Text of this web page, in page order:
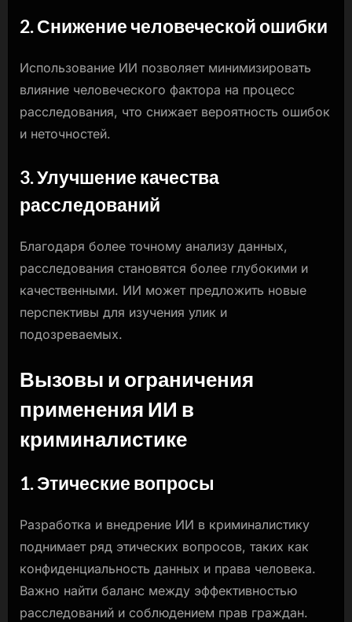
2. Снижение человеческой ошибки
Использование ИИ позволяет минимизировать
влияние человеческого фактора на процесс
расследования, что снижает вероятность ошибок
и неточностей.
3. Улучшение качества
расследований
Благодаря более точному анализу данных,
расследования становятся более глубокими и
качественными. ИИ может предложить новые
перспективы для изучения улик и
подозреваемых.
Вызовы и ограничения
применения ИИ в
криминалистике
1. Этические вопросы
Разработка и внедрение ИИ в криминалистику
поднимает ряд этических вопросов, таких как
конфиденциальность данных и права человека.
Важно найти баланс между эффективностью
расследований и соблюдением прав граждан.